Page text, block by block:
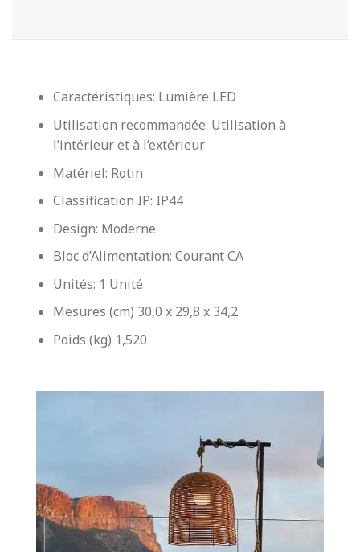
Caractéristiques: Lumière LED
Utilisation recommandée: Utilisation à
l’intérieur et à l’extérieur
Matériel: Rotin
Classification IP: IP44
Design: Moderne
Bloc d’Alimentation: Courant CA
Unités: 1 Unité
Mesures (cm) 30,0 x 29,8 x 34,2
Poids (kg) 1,520